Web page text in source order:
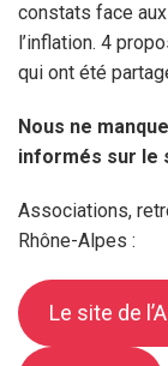
constats face
l’inflation. 4
qui ont été
Nous ne
informés sur le
Associations,
Rhône-Alpes :
Le site de